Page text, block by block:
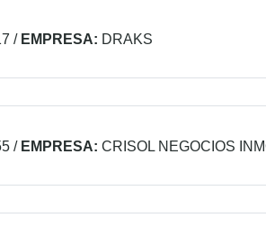
/ EMPRESA: DRAKS
/ EMPRESA: CRISOL NEGOCIOS